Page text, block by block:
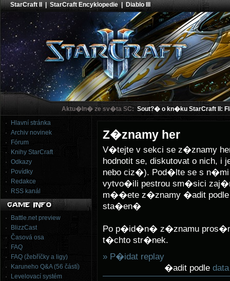
StarCraft II |StarCraft Encyklopedie|Diablo III
Aktu�ln� ze sv�ta SC: Sout?� o kn�ku StarCraft II:
Hlavní stránka
Archiv novinek
Fórum
Knihy StarCraft
Odkazy
Povídky
Redakce
RSS kanál
Battle.net preview
BlizzCast
Časová osa
FAQ
FAQ (žebříčky a ligy)
Karuneho Q&A (56 částí)
Levelovací systém
Z�znamy her
V�tejte v sekci se z�znamy
hodnotit se, diskutovat o
nebo ciz�). Pod�lte se s
vytvo�ili pestrou sm�sici
m��ete z�znamy �adit
sta�en�
Po p�id�n� z�znamu
t�chto str�nek.
» P�idat replay
�adit podle